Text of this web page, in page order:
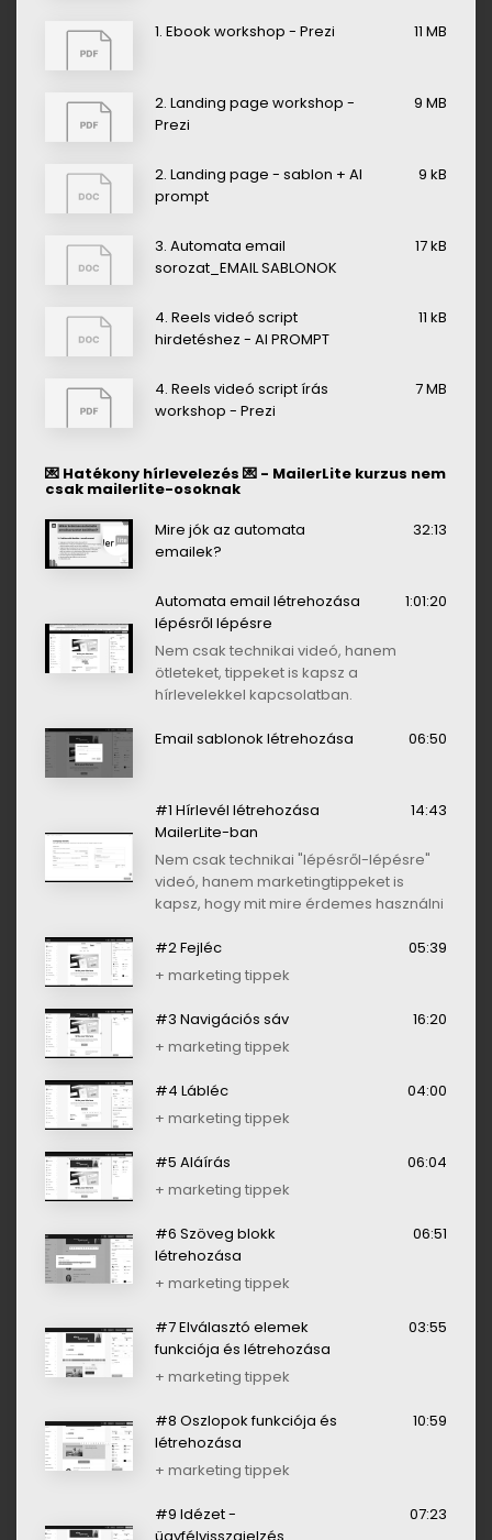
1. Ebook workshop - Prezi 11 MB
2. Landing page workshop -
Prezi
9 MB
2. Landing page - sablon + AI
prompt
9 kB
3. Automata email
sorozat_EMAIL SABLONOK
17 kB
4. Reels videó script
hirdetéshez - AI PROMPT
11 kB
4. Reels videó script írás
workshop - Prezi
7 MB
💌 Hatékony hírlevelezés 💌 - MailerLite kurzus nem
csak mailerlite-osoknak
Mire jók az automata
emailek?
32:13
Automata email létrehozása
lépésről lépésre
1:01:20
Nem csak technikai videó, hanem
ötleteket, tippeket is kapsz a
hírlevelekkel kapcsolatban.
Email sablonok létrehozása 06:50
#1 Hírlevél létrehozása
MailerLite-ban
14:43
Nem csak technikai "lépésről-lépésre"
videó, hanem marketingtippeket is
kapsz, hogy mit mire érdemes használni
#2 Fejléc
05:39
+ marketing tippek
#3 Navigációs sáv
16:20
+ marketing tippek
#4 Lábléc
04:00
+ marketing tippek
#5 Aláírás
06:04
+ marketing tippek
#6 Szöveg blokk
létrehozása
06:51
+ marketing tippek
#7 Elválasztó elemek
funkciója és létrehozása
03:55
+ marketing tippek
#8 Oszlopok funkciója és
létrehozása
10:59
+ marketing tippek
#9 Idézet -
07:23